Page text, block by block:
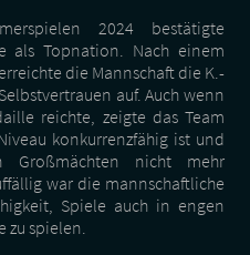
2024 bestätigte
als Topnation. Nach einem
die Mannschaft die K.-
auf. Auch wenn
reichte, zeigte das Team
konkurrenzfähig ist und
nicht mehr
war die mannschaftliche
Spiele auch in engen
zu spielen.